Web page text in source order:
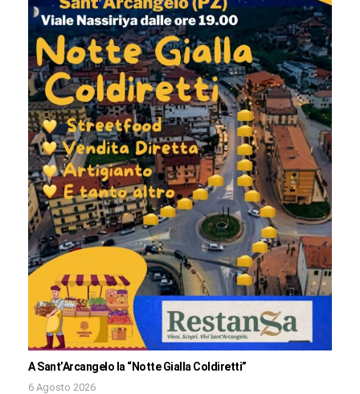
A Sant’Arcangelo la “Notte Gialla Coldiretti”
6 Agosto 2026